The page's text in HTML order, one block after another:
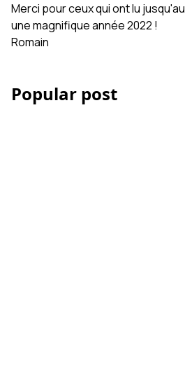
Merci pour ceux qui ont lu
une magnifique année 2022 !
Romain
Popular post